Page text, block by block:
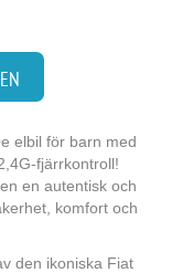
elbil för barn med
fjärrkontroll!
en autentisk och
komfort och
den ikoniska Fiat